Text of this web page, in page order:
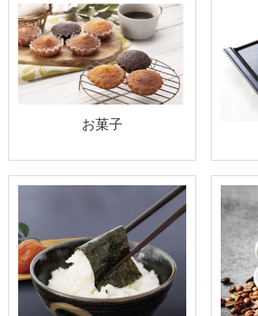
お菓子